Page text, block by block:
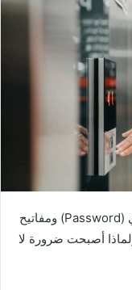
برز مؤخرًا في مصر تريند أجهزة الرمز السري (Password) ومفاتيح
أصبحت ضرورة لا